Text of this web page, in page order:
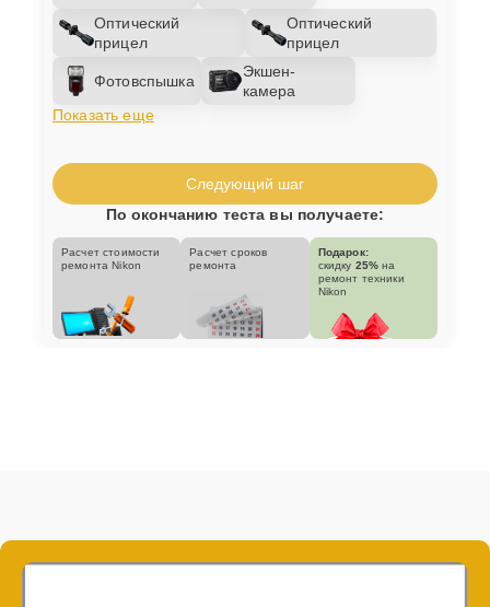
Оптический
прицел
Оптический
прицел
Фотовспышка
Экшен-
камера
Показать еще
Следующий шаг
По окончанию теста вы получаете:
Расчет стоимости
ремонта Nikon
Расчет сроков
ремонта
Подарок:
скидку 25% на
ремонт техники
Nikon